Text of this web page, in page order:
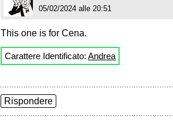
05/02/2024 alle 20:51
This one is for Cena.
Carattere Identificato: Andrea
Rispondere